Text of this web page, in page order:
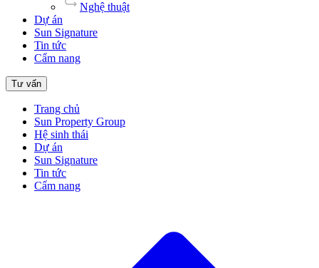
Nghệ thuật
Dự án
Sun Signature
Tin tức
Cẩm nang
Tư vấn
Trang chủ
Sun Property Group
Hệ sinh thái
Dự án
Sun Signature
Tin tức
Cẩm nang